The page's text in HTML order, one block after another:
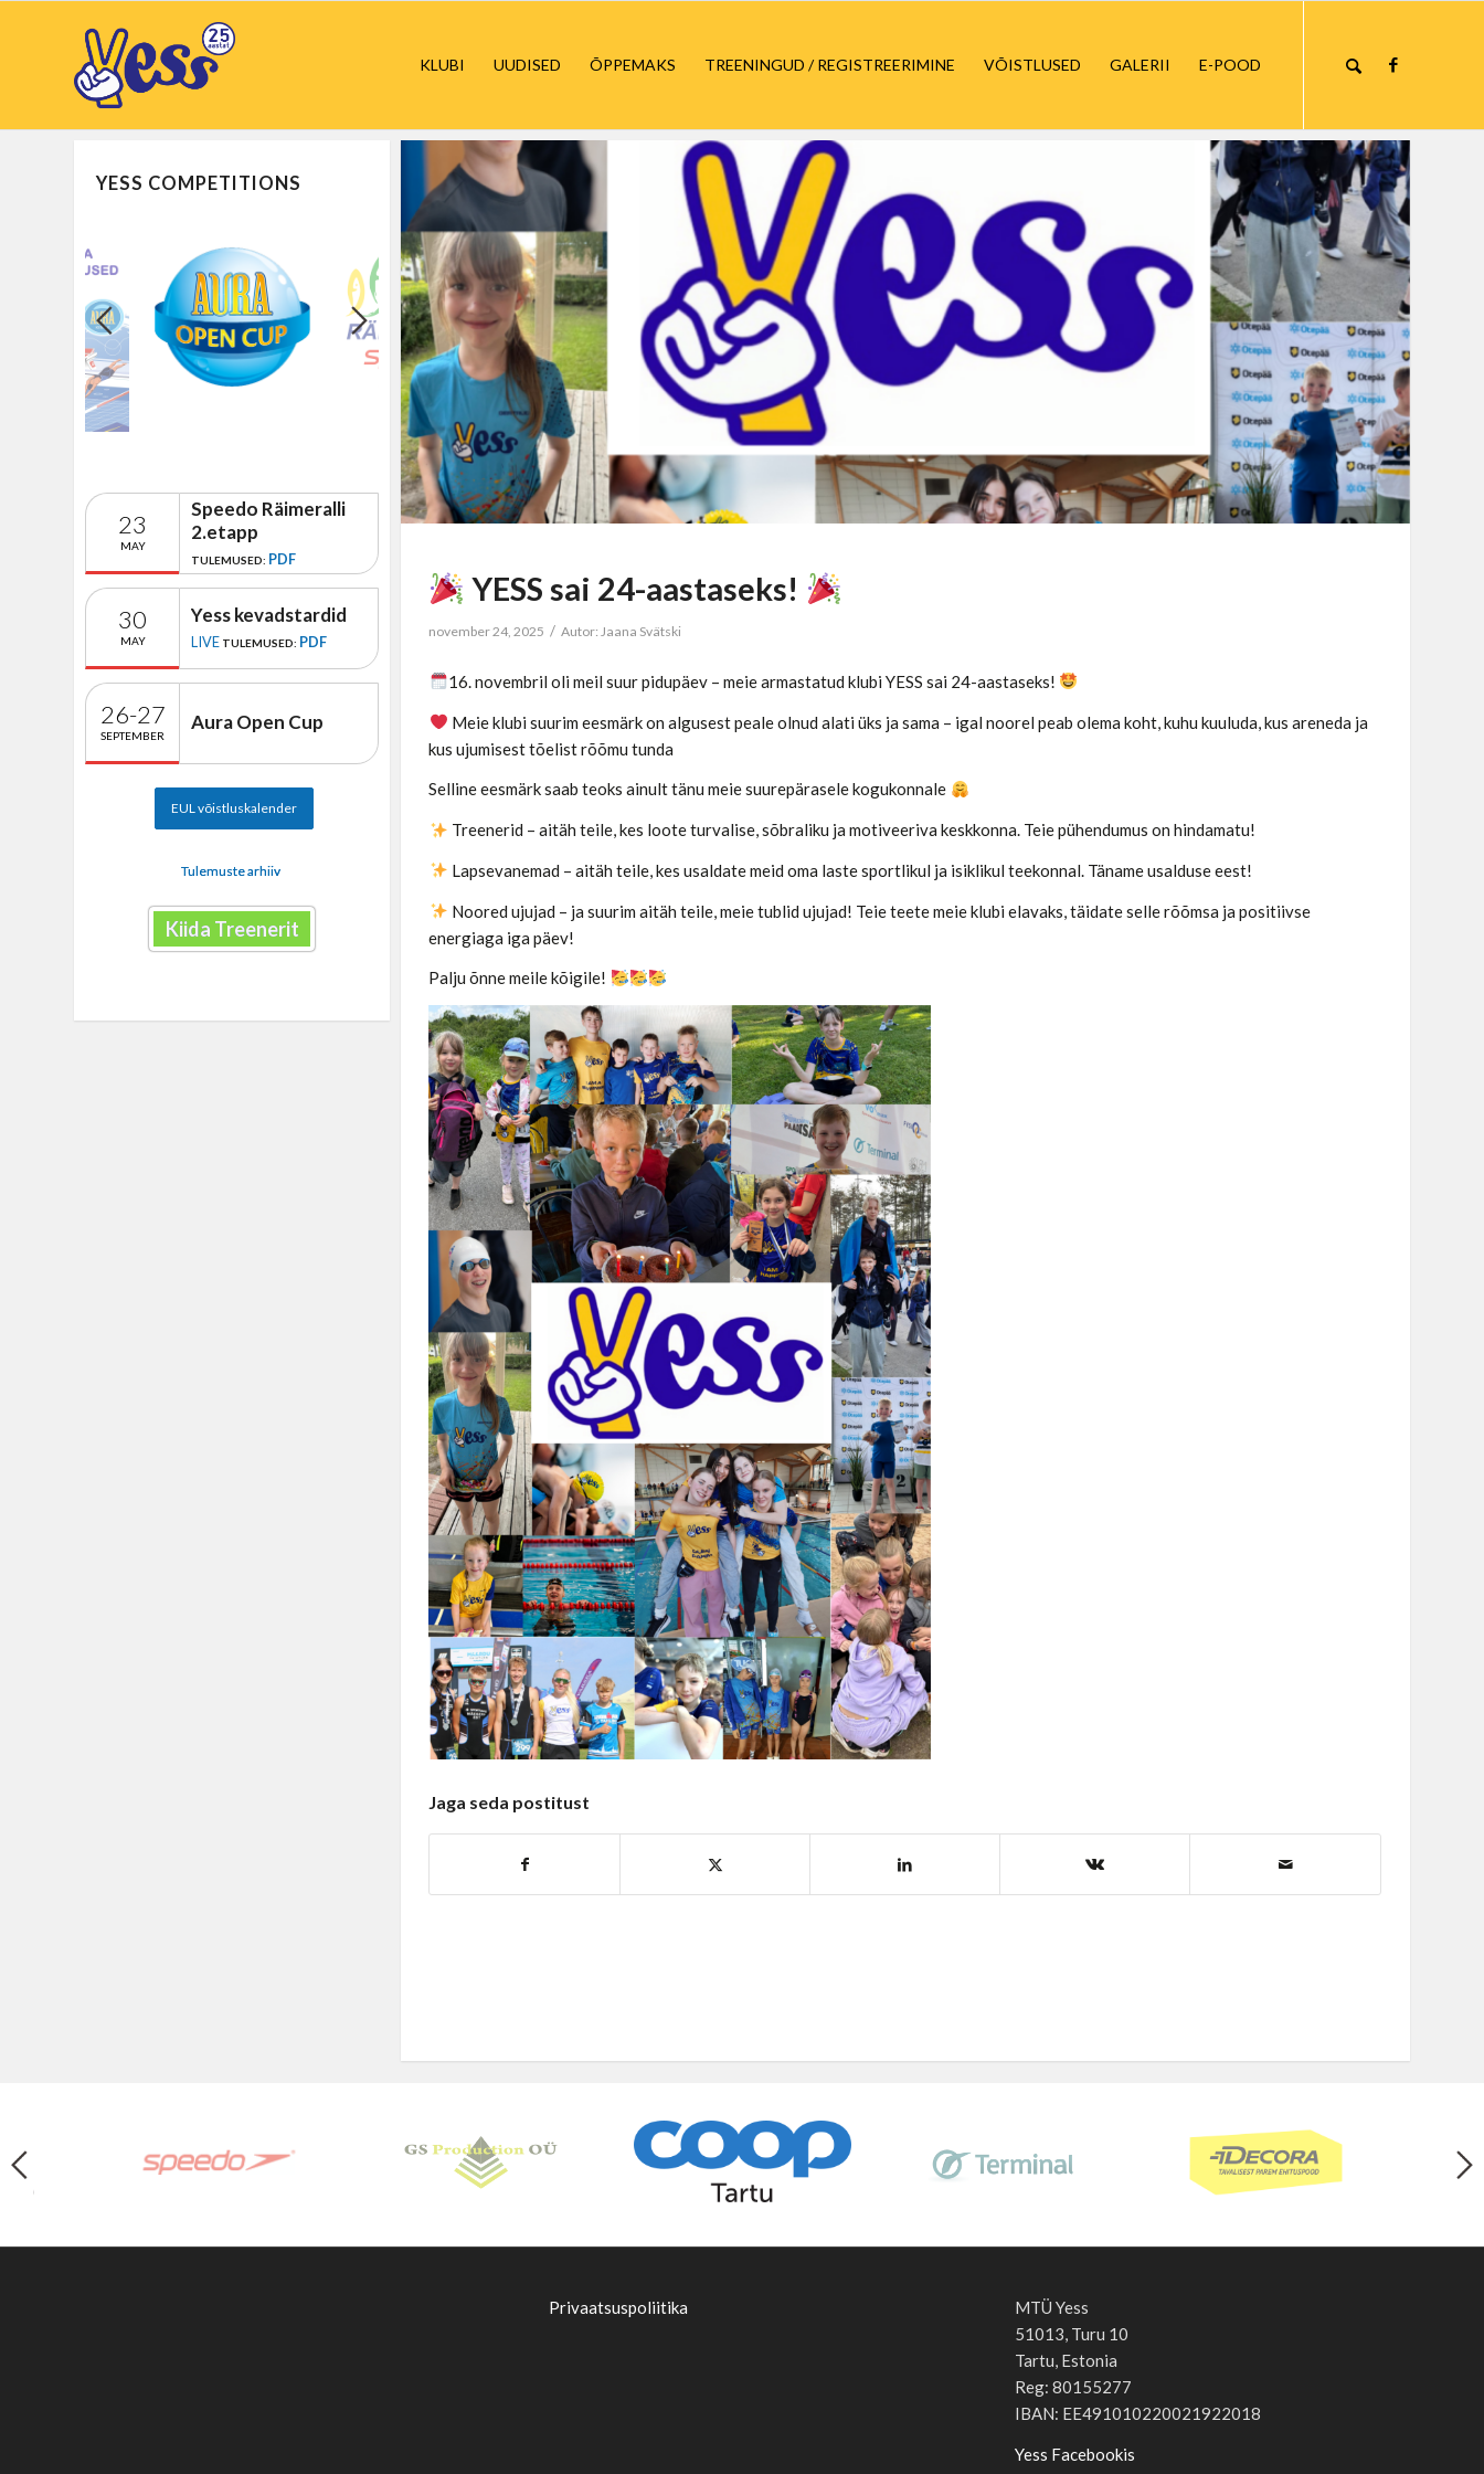
KLUBI UUDISED ÕPPEMAKS TREENINGUD / REGISTREERIMINE VÕISTLUSED GALERII E-POOD
YESS sai 24-aastaseks!
november 24, 2025 / Autor:Jaana Svätski
16. novembril oli meil suur pidupäev – meie armastatud klubi YESS sai 24-aastaseks!
Meie klubi suurim eesmärk on algusest peale olnud alati üks ja sama – igal noorel peab olema koht, kuhu kuuluda, kus areneda ja
kus ujumisest tõelist rõõmu tunda
Selline eesmärk saab teoks ainult tänu meie suurepärasele kogukonnale
Treenerid – aitäh teile, kes loote turvalise, sõbraliku ja motiveeriva keskkonna. Teie pühendumus on hindamatu!
Lapsevanemad – aitäh teile, kes usaldate meid oma laste sportlikul ja isiklikul teekonnal. Täname usalduse eest!
Noored ujujad – ja suurim aitäh teile, meie tublid ujujad! Teie teete meie klubi elavaks, täidate selle rõõmsa ja positiivse
energiaga iga päev!
Palju õnne meile kõigile!
Jaga seda postitust
YESS COMPETITIONS
23
MAY
Speedo Räimeralli
2.etapp
TULEMUSED: PDF
30
MAY
Yess kevadstardid
LIVE TULEMUSED: PDF
26-27
SEPTEMBER
Aura Open Cup
EUL võistluskalender
Tulemuste arhiiv
Kiida Treenerit
Privaatsuspoliitika
MTÜ Yess
51013, Turu 10
Tartu, Estonia
Reg: 80155277
IBAN: EE491010220021922018
Yess Facebookis